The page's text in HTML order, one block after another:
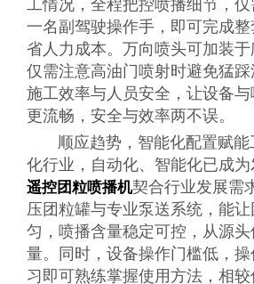
工情况，全程把控喷播细节，
一名副驾驶操作手，即可完成
省人力成本。万向喷头可加装于
仅需注意高油门喷射时避免猛
施工效率与人员安全，让设备
更流畅，安全与效率两不误。
顺应趋势，智能化配置赋能
化行业，自动化、智能化已成
遥控团粒喷播机契合行业发展需
压团粒罐与专业泵送系统，能
匀，喷播含量稳定可控，从源
量。同时，设备操作门槛低，
习即可熟练掌握使用方法，相